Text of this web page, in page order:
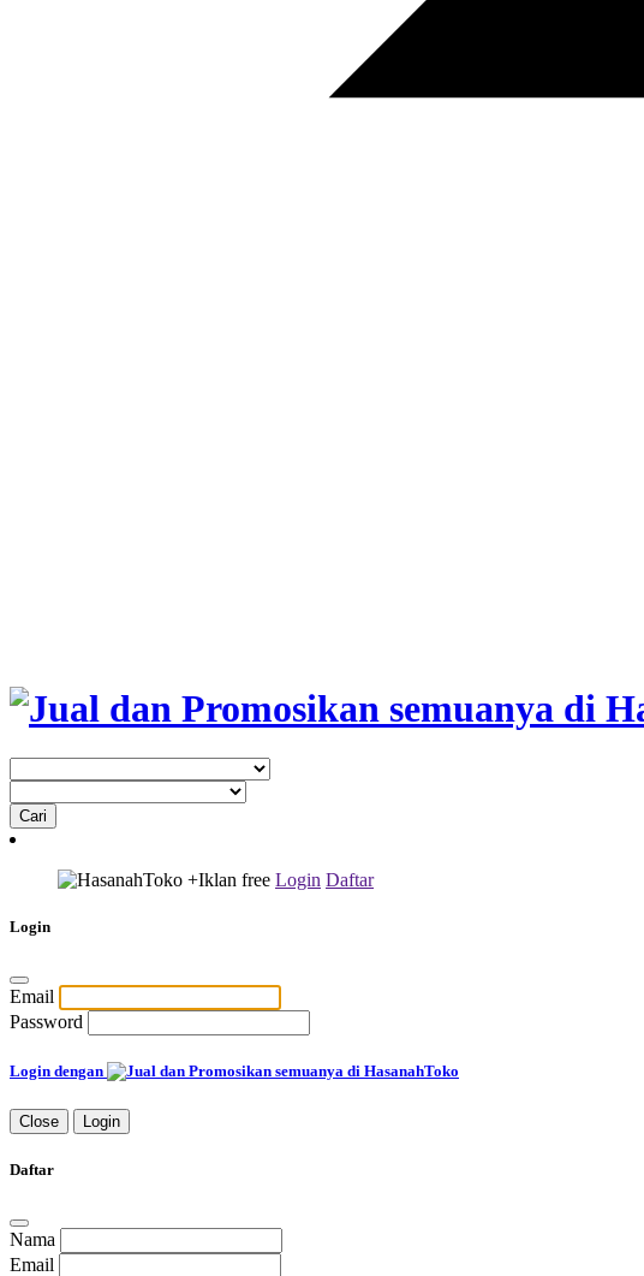
+Iklan free Login Daftar
Login
Email
Password
Login dengan
Close Login
Daftar
Nama
Email